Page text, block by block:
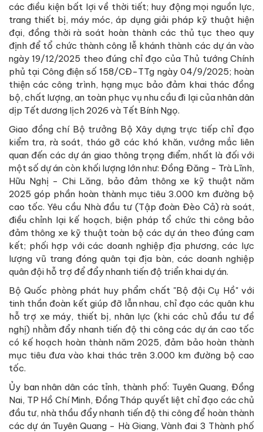
các điều kiện bất lợi về thời tiết; huy động mọi nguồn lực,
trang thiết bị, máy móc, áp dụng giải pháp kỹ thuật hiện
đại, đồng thời rà soát hoàn thành các thủ tục theo quy
định để tổ chức thành công lễ khánh thành các dự án vào
ngày 19/12/2025 theo đúng chỉ đạo của Thủ tướng Chính
phủ tại Công điện số 158/CĐ-TTg ngày 04/9/2025; hoàn
thiện các công trình, hạng mục bảo đảm khai thác đồng
bộ, chất lượng, an toàn phục vụ nhu cầu đi lại của nhân dân
dịp Tết dương lịch 2026 và Tết Bính Ngọ.
Giao đồng chí Bộ trưởng Bộ Xây dựng trực tiếp chỉ đạo
kiểm tra, rà soát, tháo gỡ các khó khăn, vướng mắc liên
quan đến các dự án giao thông trọng điểm, nhất là đối với
một số dự án còn khối lượng lớn như: Đồng Đăng - Trà Lĩnh,
Hữu Nghị - Chi Lăng, bảo đảm thông xe kỹ thuật năm
2025 góp phần hoàn thành mục tiêu 3.000 km đường bộ
cao tốc. Yêu cầu Nhà đầu tư (Tập đoàn Đèo Cả) rà soát,
điều chỉnh lại kế hoạch, biện pháp tổ chức thi công bảo
đảm thông xe kỹ thuật toàn bộ các dự án theo đúng cam
kết; phối hợp với các doanh nghiệp địa phương, các lực
lượng vũ trang đóng quân tại địa bàn, các doanh nghiệp
quân đội hỗ trợ để đẩy nhanh tiến độ triển khai dự án.
Bộ Quốc phòng phát huy phẩm chất "Bộ đội Cụ Hồ" với
tinh thần đoàn kết giúp đỡ lẫn nhau, chỉ đạo các quân khu
hỗ trợ xe máy, thiết bị, nhân lực (khi các chủ đầu tư đề
nghị) nhằm đẩy nhanh tiến độ thi công các dự án cao tốc
có kế hoạch hoàn thành năm 2025, đảm bảo hoàn thành
mục tiêu đưa vào khai thác trên 3.000 km đường bộ cao
tốc.
Ủy ban nhân dân các tỉnh, thành phố: Tuyên Quang, Đồng
Nai, TP Hồ Chí Minh, Đồng Tháp quyết liệt chỉ đạo các chủ
đầu tư, nhà thầu đẩy nhanh tiến độ thi công để hoàn thành
các dự án Tuyên Quang - Hà Giang, Vành đai 3 Thành phố